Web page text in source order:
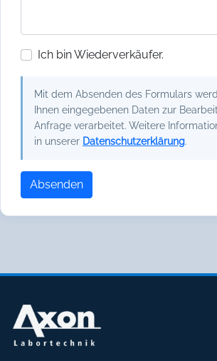
Ich bin Wiederverkäufer.
Mit dem Absenden des Formulars
Ihnen eingegebenen Daten zur
Anfrage verarbeitet. Weitere
in unserer Datenschutzerklärung.
Absenden